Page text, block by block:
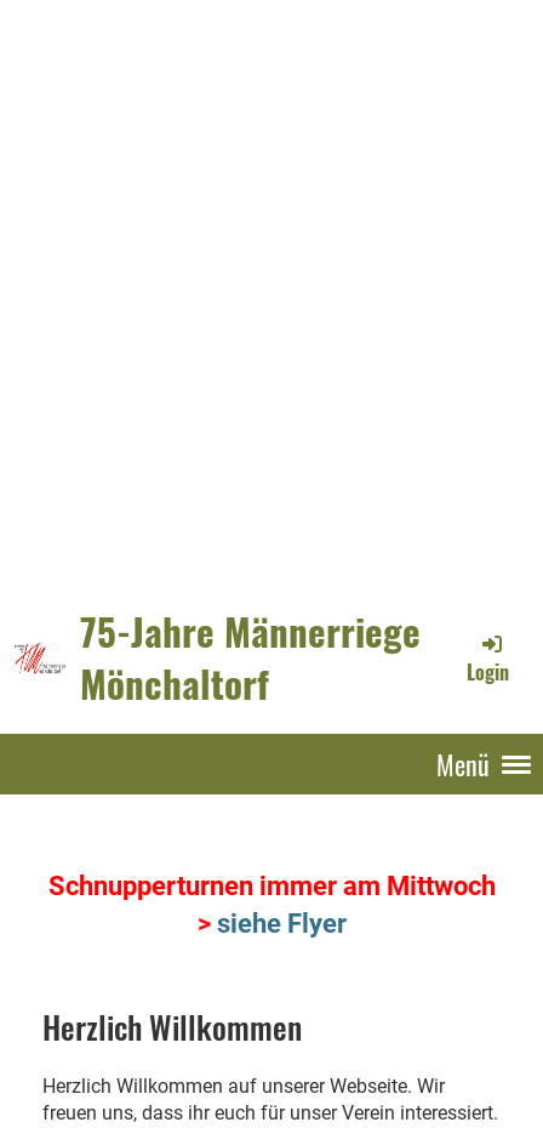
75-Jahre Männerriege
Mönchaltorf
Login
Menü
Schnupperturnen immer am Mittwoch
>siehe Flyer
Herzlich Willkommen
Herzlich Willkommen auf unserer Webseite. Wir
freuen uns, dass ihr euch für unser Verein interessiert.